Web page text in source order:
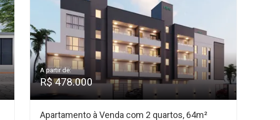
A partir de:
R$ 478.000
Apartamento à Venda com 2 quartos, 64m²